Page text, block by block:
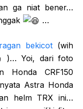
ga niat bener…
…
bekicot(wih
)… Yoi, dari foto
Honda CRF150
Astra Honda
helm TRX ini…